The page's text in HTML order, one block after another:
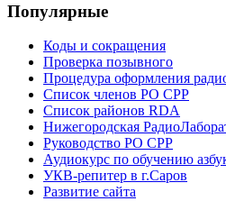
Популярные
Коды и сокращения
Проверка позывного
Процедура оформления
Список членов РО СРР
Список районов RDA
Нижегородская
Руководство РО СРР
Аудиокурс по обучению
УКВ-репитер в г.Саров
Развитие сайта